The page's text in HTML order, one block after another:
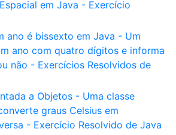
em Java - Exercício
ano é bissexto em Java - Um
ano com quatro dígitos e informa
não - Exercícios Resolvidos de
a Objetos - Uma classe
graus Celsius em
- Exercício Resolvido de Java